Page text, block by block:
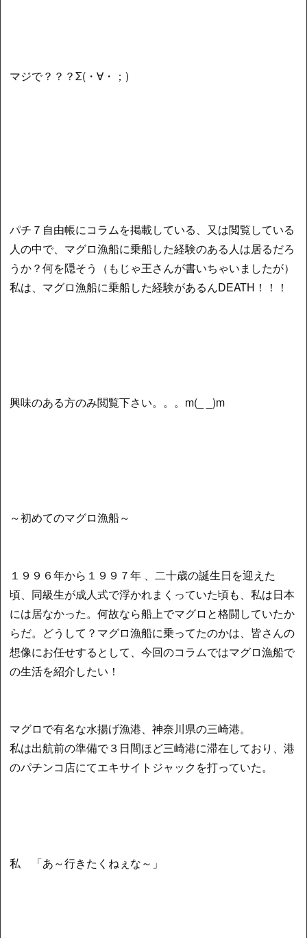
マジで？？？Σ(・∀・；)
パチ７自由帳にコラムを掲載している、又は閲覧している
人の中で、マグロ漁船に乗船した経験のある人は居るだろ
うか？何を隠そう（もじゃ王さんが書いちゃいましたが）
私は、マグロ漁船に乗船した経験があるんDEATH！！！
興味のある方のみ閲覧下さい。。。m(_ _)m
～初めてのマグロ漁船～
１９９６年から１９９７年 、二十歳の誕生日を迎えた
頃、同級生が成人式で浮かれまくっていた頃も、私は日本
には居なかった。何故なら船上でマグロと格闘していたか
らだ。どうして？マグロ漁船に乗ってたのかは、皆さんの
想像にお任せするとして、今回のコラムではマグロ漁船で
の生活を紹介したい！
マグロで有名な水揚げ漁港、神奈川県の三崎港。
私は出航前の準備で３日間ほど三崎港に滞在しており、港
のパチンコ店にてエキサイトジャックを打っていた。
私 「あ～行きたくねぇな～」